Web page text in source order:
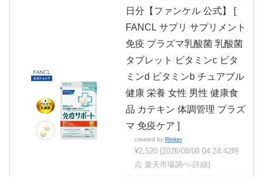
日分【ファンケル 公式】 [
FANCL サプリ サプリメント
免疫 プラズマ乳酸菌 乳酸菌
タブレット ビタミンc ビタ
ミンd ビタミンb チュアブル
健康 栄養 女性 男性 健康食
品 カテキン 体調管理 プラズ
マ 免疫ケア ]
created by Rinker
¥2,520 (2026/08/08 04:24:42時
点 楽天市場調べ-詳細)